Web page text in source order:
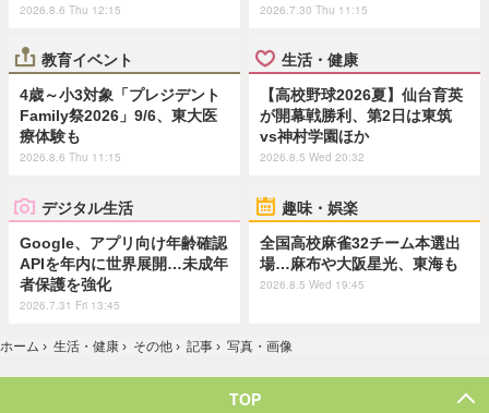
2026.8.6 Thu 12:15 2026.7.30 Thu 11:15
教育イベント
4歳～小3対象「プレジデント
Family祭2026」9/6、東大医
療体験も
2026.8.6 Thu 11:15
生活・健康
【高校野球2026夏】仙台育英
が開幕戦勝利、第2日は東筑
vs神村学園ほか
2026.8.5 Wed 20:32
デジタル生活
Google、アプリ向け年齢確認
APIを年内に世界展開…未成年
者保護を強化
2026.7.31 Fri 13:45
趣味・娯楽
全国高校麻雀32チーム本選出
場…麻布や大阪星光、東海も
2026.8.5 Wed 19:45
ホーム › 生活・健康 › その他 › 記事 › 写真・画像
TOP